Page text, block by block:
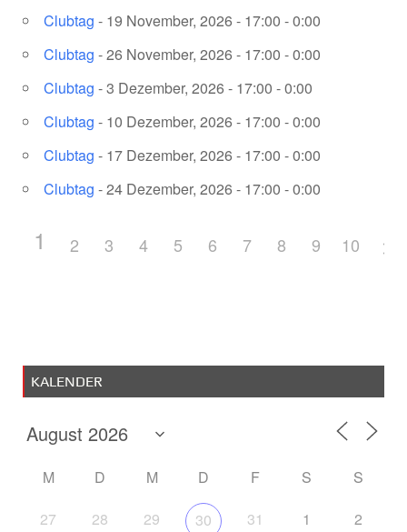
Clubtag - 19 November, 2026 - 17:00 - 0:00
Clubtag - 26 November, 2026 - 17:00 - 0:00
Clubtag - 3 Dezember, 2026 - 17:00 - 0:00
Clubtag - 10 Dezember, 2026 - 17:00 - 0:00
Clubtag - 17 Dezember, 2026 - 17:00 - 0:00
Clubtag - 24 Dezember, 2026 - 17:00 - 0:00
1 2 3 4 5 6 7 8 9 10
KALENDER
M D M D F S S
27 28 29 30 31 1 2